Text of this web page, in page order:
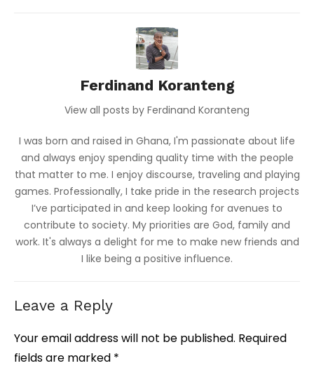
Ferdinand Koranteng
View all posts by Ferdinand Koranteng
I was born and raised in Ghana, I'm passionate about life
and always enjoy spending quality time with the people
that matter to me. I enjoy discourse, traveling and playing
games. Professionally, I take pride in the research projects
I’ve participated in and keep looking for avenues to
contribute to society. My priorities are God, family and
work. It's always a delight for me to make new friends and
I like being a positive influence.
Leave a Reply
Your email address will not be published. Required
fields are marked *